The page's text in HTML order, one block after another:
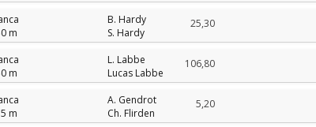
m
B. Hardy
S. Hardy
25,30
m
L. Labbe
Lucas Labbe
106,80
m
A. Gendrot
Ch. Flirden
5,20